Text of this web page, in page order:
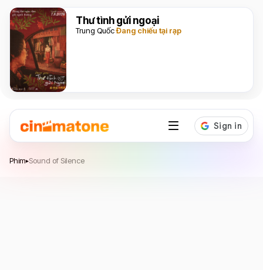
Thư tình gửi ngoại
Trung QuốcĐang chiếu tại rạp
Phim▸Sound of Silence